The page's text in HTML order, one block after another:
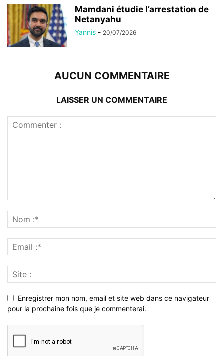
Mamdani étudie l’arrestation de
Netanyahu
Yannis - 20/07/2026
AUCUN COMMENTAIRE
LAISSER UN COMMENTAIRE
Enregistrer mon nom, email et site web dans ce navigateur
pour la prochaine fois que je commenterai.